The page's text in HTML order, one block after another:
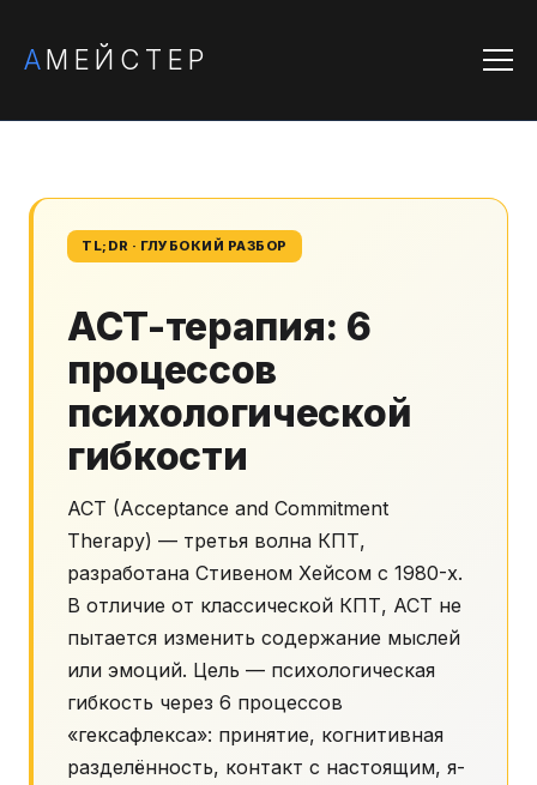
АМЕЙСТЕР
TL;DR · ГЛУБОКИЙ РАЗБОР
ACT-терапия: 6
процессов
психологической
гибкости
ACT (Acceptance and Commitment
Therapy) — третья волна КПТ,
разработана Стивеном Хейсом с 1980-х.
В отличие от классической КПТ, ACT не
пытается изменить содержание мыслей
или эмоций. Цель — психологическая
гибкость через 6 процессов
«гексафлекса»: принятие, когнитивная
разделённость, контакт с настоящим, я-